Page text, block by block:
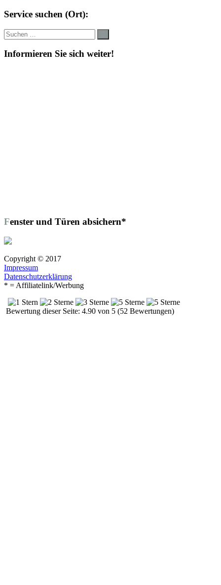
Service suchen (Ort):
Suche
nach:
Informieren Sie sich weiter!
Fenster und Türen absichern*
Copyright © 2017
Impressum
Datenschutzerklärung
* = Affiliatelink/Werbung
Bewertung dieser Seite: 4.90 von 5 (52 Bewertungen)